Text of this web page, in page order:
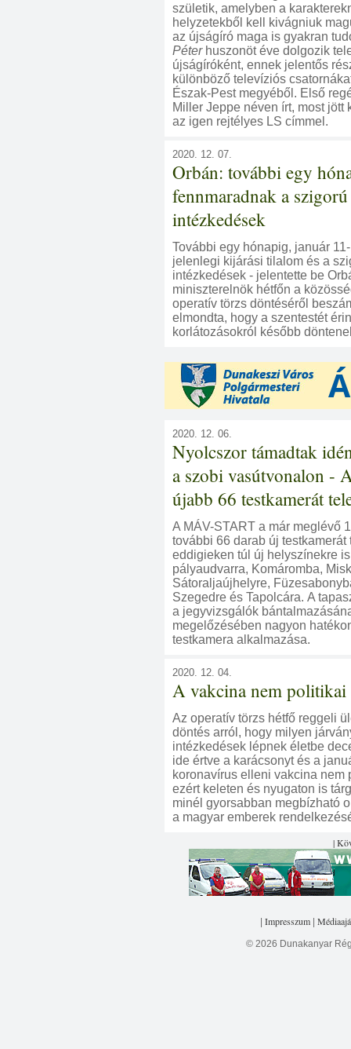
születik, amelyben a
helyzetekből kell kivágniuk
az újságíró maga is gyakran
Péterhuszonöt éve dolgozik
újságíróként, ennek jelentős
különböző televíziós
Észak-Pest megyéből. Első
Miller Jeppe néven írt, most jött
az igen rejtélyes LS címmel.
2020. 12. 07.
Orbán: további egy
fennmaradnak a szigorú
intézkedések
További egy hónapig, január
jelenlegi kijárási tilalom és a
intézkedések - jelentette be
miniszterelnök hétfőn a
operatív törzs döntéséről
elmondta, hogy a szentestét
korlátozásokról később
2020. 12. 06.
Nyolcszor támadtak
a szobi vasútvonalon -
újabb 66 testkamerát
A MÁV-START a már meglévő
további 66 darab új testkamerát
eddigieken túl új helyszínekre
pályaudvarra, Komáromba,
Sátoraljaújhelyre,
Szegedre és Tapolcára. A
a jegyvizsgálók
megelőzésében nagyon
testkamera alkalmazása.
2020. 12. 04.
A vakcina nem politikai
Az operatív törzs hétfő reggeli
döntés arról, hogy milyen
intézkedések lépnek életbe
ide értve a karácsonyt és a
koronavírus elleni vakcina nem
ezért keleten és nyugaton is
minél gyorsabban megbízható
a magyar emberek
|
|Impresszum |
© 2026 Dunakanyar